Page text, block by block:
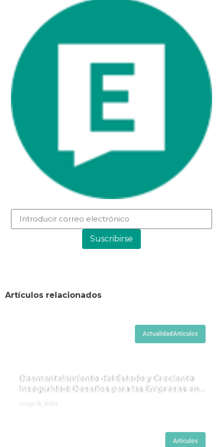
Suscribirse
Artículos relacionados
Actualidad Artículos
Desmantelamiento del Estado y Creciente
Inseguridad: Desafíos para las Empresas en
Artículos